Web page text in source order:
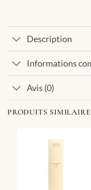
Description
Informations
Avis (0)
PRODUITS